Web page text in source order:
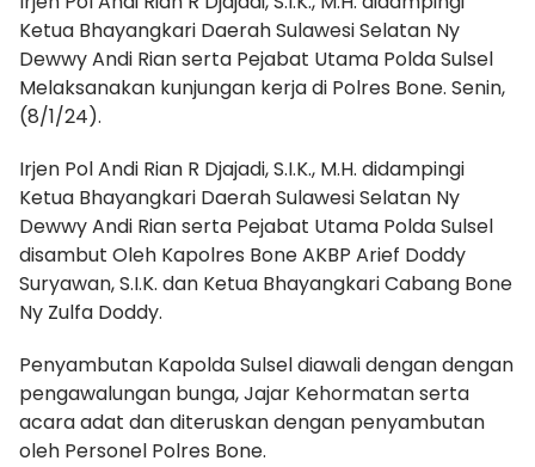
Ketua Bhayangkari Daerah Sulawesi Selatan Ny
Dewwy Andi Rian serta Pejabat Utama Polda Sulsel
Melaksanakan kunjungan kerja di Polres Bone. Senin,
(8/1/24).
Irjen Pol Andi Rian R Djajadi, S.I.K., M.H. didampingi
Ketua Bhayangkari Daerah Sulawesi Selatan Ny
Dewwy Andi Rian serta Pejabat Utama Polda Sulsel
disambut Oleh Kapolres Bone AKBP Arief Doddy
Suryawan, S.I.K. dan Ketua Bhayangkari Cabang Bone
Ny Zulfa Doddy.
Penyambutan Kapolda Sulsel diawali dengan dengan
pengawalungan bunga, Jajar Kehormatan serta
acara adat dan diteruskan dengan penyambutan
oleh Personel Polres Bone.